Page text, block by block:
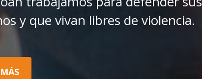
y que vivan libres de violencia.